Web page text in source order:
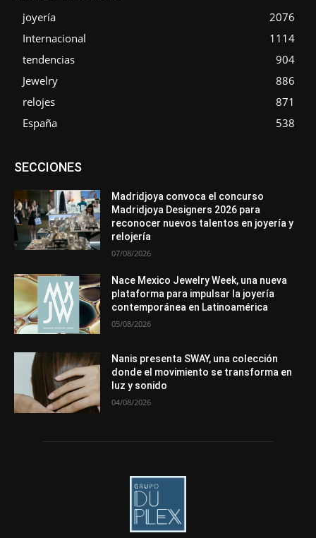
joyería
2076
Internacional
1114
tendencias
904
Jewelry
886
relojes
871
España
538
SECCIONESAsociaciones
Entrevistas
Mundo Técnico
Novedades Opiniones
Perspectiva
Premios
Secciones Sin categoría
Más
Madridjoya convoca el concurso
Madridjoya Designers 2026 para
reconocer nuevos talentos en joyería y
relojería
07/08/2026
Nace Mexico Jewelry Week, una nueva
plataforma para impulsar la joyería
contemporánea en Latinoamérica
05/08/2026
Nanis presenta SWAY, una colección
donde el movimiento se transforma en
luz y sonido
04/08/2026